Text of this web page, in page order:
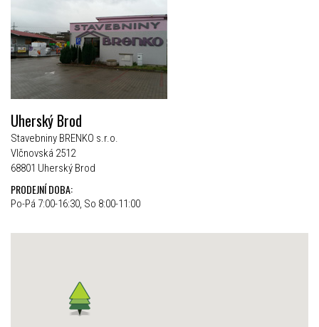
Uherský Brod
Stavebniny BRENKO s.r.o.
Vlčnovská 2512
68801 Uherský Brod
PRODEJNÍ DOBA:
Po-Pá 7:00-16:30, So 8:00-11:00